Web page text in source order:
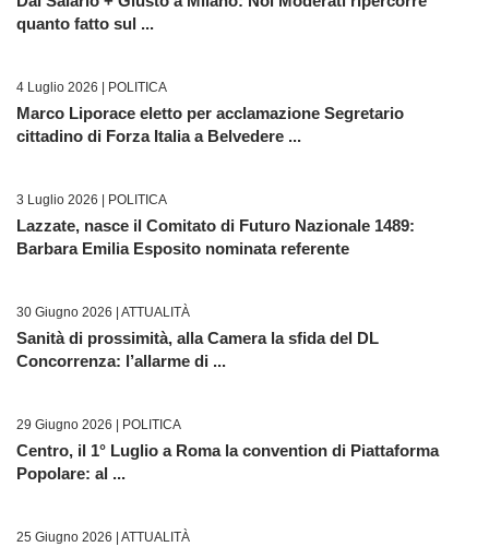
quanto fatto sul ...
4 Luglio 2026 | POLITICA
Marco Liporace eletto per acclamazione Segretario
cittadino di Forza Italia a Belvedere ...
3 Luglio 2026 | POLITICA
Lazzate, nasce il Comitato di Futuro Nazionale 1489:
Barbara Emilia Esposito nominata referente
30 Giugno 2026 | ATTUALITÀ
Sanità di prossimità, alla Camera la sfida del DL
Concorrenza: l’allarme di ...
29 Giugno 2026 | POLITICA
Centro, il 1° Luglio a Roma la convention di Piattaforma
Popolare: al ...
25 Giugno 2026 | ATTUALITÀ